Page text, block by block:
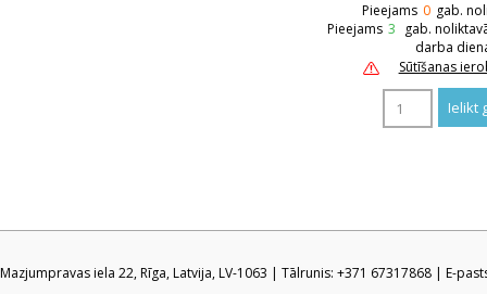
Pieejams 0 gab.
Pieejams 3 gab.
darba
Sūtīšanas
Mazjumpravas iela 22, Rīga, Latvija, LV-1063 | Tālrunis: +371 67317868 | E-